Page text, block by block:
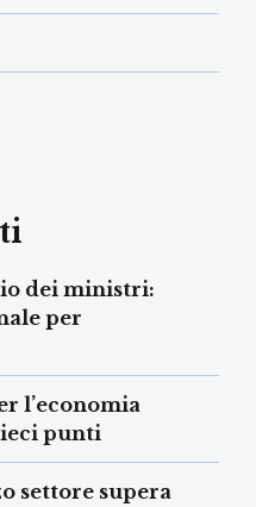
dei ministri:
per
l’economia
punti
settore supera